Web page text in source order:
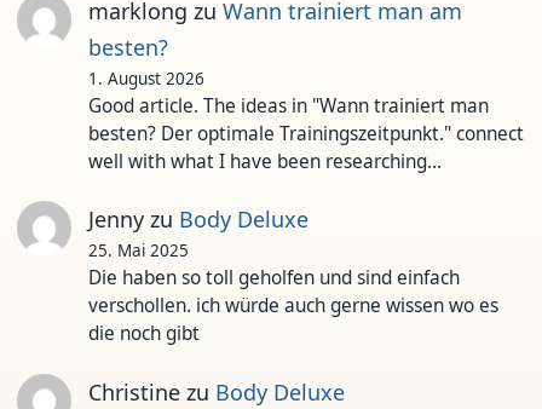
marklong zu Wann trainiert man am
besten?
1. August 2026
Good article. The ideas in "Wann trainiert man
besten? Der optimale Trainingszeitpunkt." connect
well with what I have been researching…
Jennyzu Body Deluxe
25. Mai 2025
Die haben so toll geholfen und sind einfach
verschollen. ich würde auch gerne wissen wo es
die noch gibt
Christinezu Body Deluxe